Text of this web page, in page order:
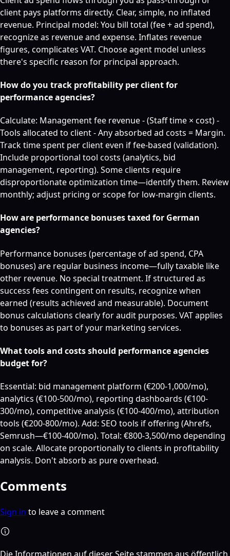
client pays platforms directly. Clear, simple, no inflated
revenue. Principal model: You bill total (fee + ad spend),
recognize as revenue and expense. Inflates revenue
figures, complicates VAT. Choose agent model unless
there's specific reason for principal approach.
How do you track profitability per client for
performance agencies?
Calculate: Management fee revenue - (Staff time × cost) -
Tools allocated to client - Any absorbed ad costs = Margin.
Track time spent per client even if fee-based (validation).
Include proportional tool costs (analytics, bid
management, reporting). Some clients require
disproportionate optimization time—identify them. Review
monthly; adjust pricing or scope for low-margin clients.
How are performance bonuses taxed for German
agencies?
Performance bonuses (percentage of ad spend, CPA
bonuses) are regular business income—fully taxable like
other revenue. No special treatment. If structured as
success fees contingent on results, recognize when
earned (results achieved and measurable). Document
bonus calculations clearly for audit purposes. VAT applies
to bonuses as part of your marketing services.
What tools and costs should performance agencies
budget for?
Essential: bid management platform (€200-1,000/mo),
analytics (€100-500/mo), reporting dashboards (€100-
300/mo), competitive analysis (€100-400/mo), attribution
tools (€200-800/mo). Add: SEO tools if offering (Ahrefs,
Semrush—€100-400/mo). Total: €800-3,500/mo depending
on scale. Allocate proportionally to clients in profitability
analysis. Don't absorb as pure overhead.
Comments
Sign in to leave a comment